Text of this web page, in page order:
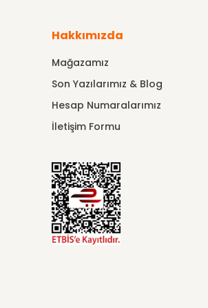
Hakkımızda
Mağazamız
Son Yazılarımız & Blog
Hesap Numaralarımız
İletişim Formu